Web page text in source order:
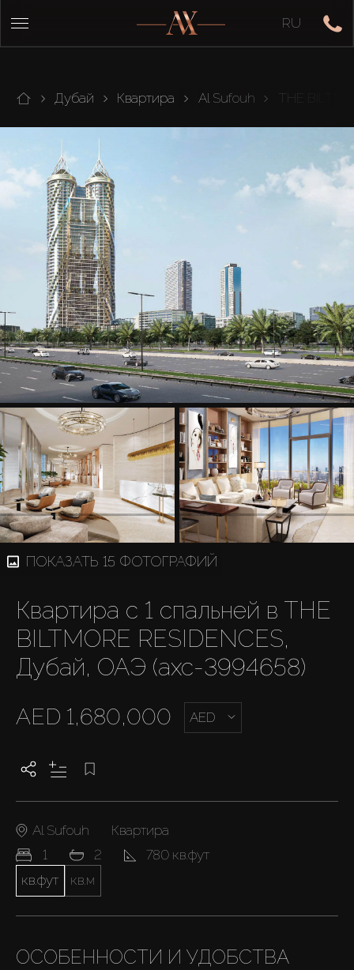
RU
Дубай Квартира Al Sufouh THE
ПОКАЗАТЬ 15 ФОТОГРАФИЙ
Квартира с 1 спальней в THE
BILTMORE RESIDENCES,
Дубай, ОАЭ (axc-3994658)
AED 1,680,000 AED
Al Sufouh
Квартира
1
2
780 кв.фут
кв.фут
кв.м
ОСОБЕННОСТИ И УДОБСТВА